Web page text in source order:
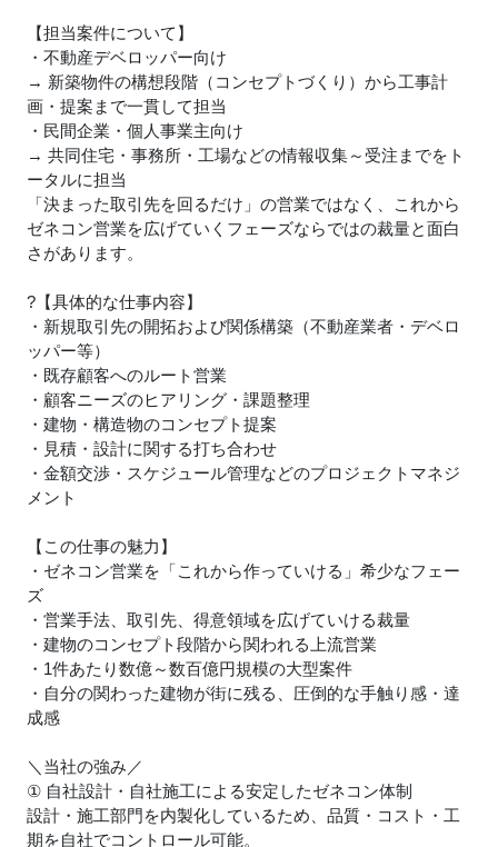
【担当案件について】
・不動産デベロッパー向け
→ 新築物件の構想段階（コンセプトづくり）から工事計
画・提案まで一貫して担当
・民間企業・個人事業主向け
→ 共同住宅・事務所・工場などの情報収集～受注までをト
ータルに担当
「決まった取引先を回るだけ」の営業ではなく、これから
ゼネコン営業を広げていくフェーズならではの裁量と面白
さがあります。
?【具体的な仕事内容】
・新規取引先の開拓および関係構築（不動産業者・デベロ
ッパー等）
・既存顧客へのルート営業
・顧客ニーズのヒアリング・課題整理
・建物・構造物のコンセプト提案
・見積・設計に関する打ち合わせ
・金額交渉・スケジュール管理などのプロジェクトマネジ
メント
【この仕事の魅力】
・ゼネコン営業を「これから作っていける」希少なフェー
ズ
・営業手法、取引先、得意領域を広げていける裁量
・建物のコンセプト段階から関われる上流営業
・1件あたり数億～数百億円規模の大型案件
・自分の関わった建物が街に残る、圧倒的な手触り感・達
成感
＼当社の強み／
① 自社設計・自社施工による安定したゼネコン体制
設計・施工部門を内製化しているため、品質・コスト・工
期を自社でコントロール可能。